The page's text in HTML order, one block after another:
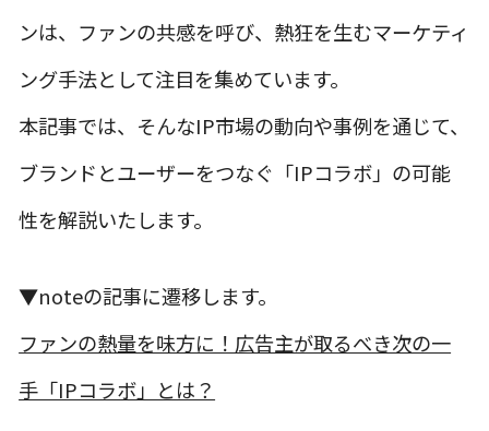
ンは、ファンの共感を呼び、熱狂を生むマーケティ
ング手法として注目を集めています。
本記事では、そんなIP市場の動向や事例を通じて、
ブランドとユーザーをつなぐ「IPコラボ」の可能
性を解説いたします。
▼noteの記事に遷移します。
ファンの熱量を味方に！広告主が取るべき次の一
手「IPコラボ」とは？